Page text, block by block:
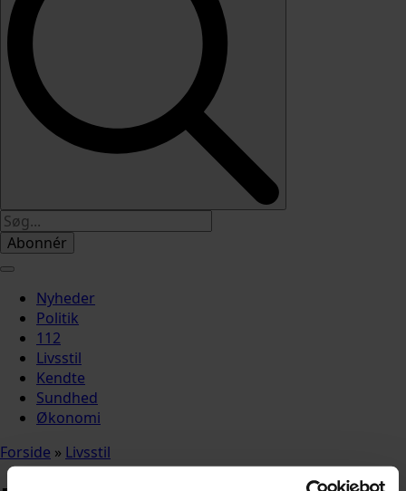
Abonnér
Nyheder
Politik
112
Livsstil
Kendte
Sundhed
Økonomi
Forside » Livsstil